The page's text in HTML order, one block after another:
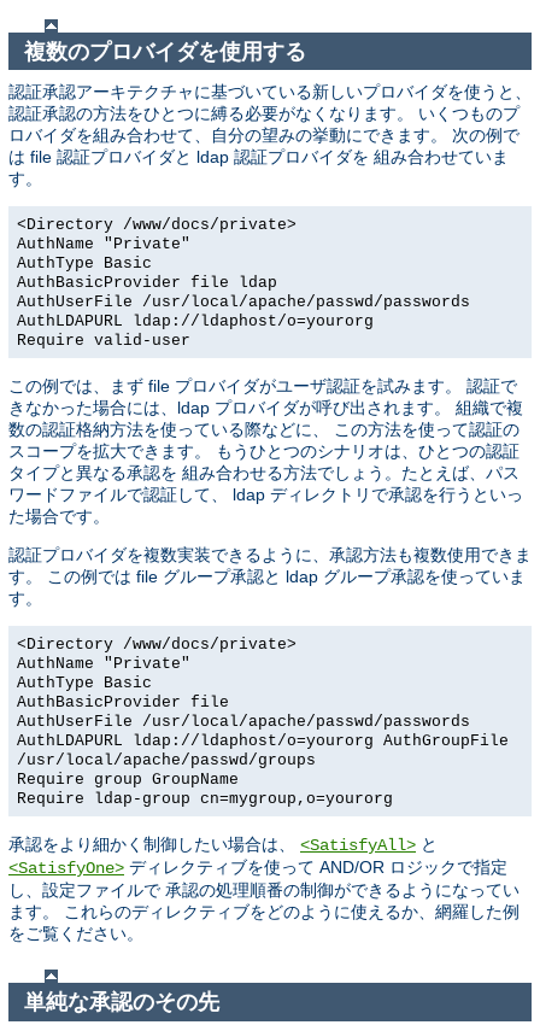
複数のプロバイダを使用する
認証承認アーキテクチャに基づいている新しいプロバイダを使うと、
認証承認の方法をひとつに縛る必要がなくなります。 いくつものプ
ロバイダを組み合わせて、自分の望みの挙動にできます。 次の例で
は file 認証プロバイダと ldap 認証プロバイダを 組み合わせていま
す。
<Directory /www/docs/private>
AuthName "Private"
AuthType Basic
AuthBasicProvider file ldap
AuthUserFile /usr/local/apache/passwd/passwords
AuthLDAPURL ldap://ldaphost/o=yourorg
Require valid-user
この例では、まず file プロバイダがユーザ認証を試みます。 認証で
きなかった場合には、ldap プロバイダが呼び出されます。 組織で複
数の認証格納方法を使っている際などに、 この方法を使って認証の
スコープを拡大できます。 もうひとつのシナリオは、ひとつの認証
タイプと異なる承認を 組み合わせる方法でしょう。たとえば、パス
ワードファイルで認証して、 ldap ディレクトリで承認を行うといっ
た場合です。
認証プロバイダを複数実装できるように、承認方法も複数使用できま
す。 この例では file グループ承認と ldap グループ承認を使っていま
す。
<Directory /www/docs/private>
AuthName "Private"
AuthType Basic
AuthBasicProvider file
AuthUserFile /usr/local/apache/passwd/passwords
AuthLDAPURL ldap://ldaphost/o=yourorg AuthGroupFile
/usr/local/apache/passwd/groups
Require group GroupName
Require ldap-group cn=mygroup,o=yourorg
承認をより細かく制御したい場合は、 <SatisfyAll> と
<SatisfyOne> ディレクティブを使って AND/OR ロジックで指定
し、設定ファイルで 承認の処理順番の制御ができるようになってい
ます。 これらのディレクティブをどのように使えるか、網羅した例
をご覧ください。
単純な承認のその先